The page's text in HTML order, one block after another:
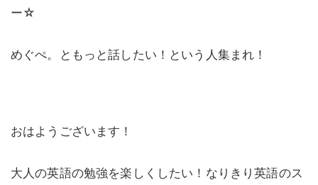
ー☆
めぐぺ。ともっと話したい！という人集まれ！
おはようございます！
大人の英語の勉強を楽しくしたい！なりきり英語のス